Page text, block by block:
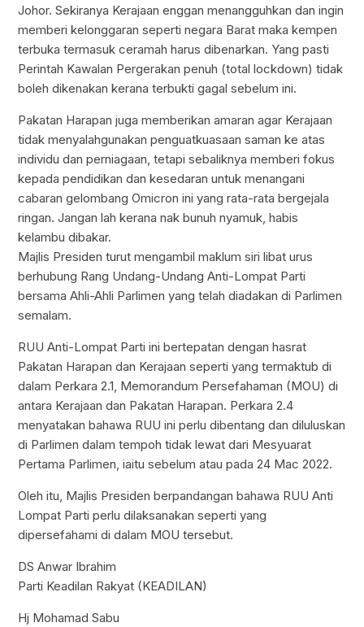
Johor. Sekiranya Kerajaan enggan menangguhkan dan ingin
memberi kelonggaran seperti negara Barat maka kempen
terbuka termasuk ceramah harus dibenarkan. Yang pasti
Perintah Kawalan Pergerakan penuh (total lockdown) tidak
boleh dikenakan kerana terbukti gagal sebelum ini.
Pakatan Harapan juga memberikan amaran agar Kerajaan
tidak menyalahgunakan penguatkuasaan saman ke atas
individu dan perniagaan, tetapi sebaliknya memberi fokus
kepada pendidikan dan kesedaran untuk menangani
cabaran gelombang Omicron ini yang rata-rata bergejala
ringan. Jangan lah kerana nak bunuh nyamuk, habis
kelambu dibakar.
Majlis Presiden turut mengambil maklum siri libat urus
berhubung Rang Undang-Undang Anti-Lompat Parti
bersama Ahli-Ahli Parlimen yang telah diadakan di Parlimen
semalam.
RUU Anti-Lompat Parti ini bertepatan dengan hasrat
Pakatan Harapan dan Kerajaan seperti yang termaktub di
dalam Perkara 2.1, Memorandum Persefahaman (MOU) di
antara Kerajaan dan Pakatan Harapan. Perkara 2.4
menyatakan bahawa RUU ini perlu dibentang dan diluluskan
di Parlimen dalam tempoh tidak lewat dari Mesyuarat
Pertama Parlimen, iaitu sebelum atau pada 24 Mac 2022.
Oleh itu, Majlis Presiden berpandangan bahawa RUU Anti
Lompat Parti perlu dilaksanakan seperti yang
dipersefahami di dalam MOU tersebut.
DS Anwar Ibrahim
Parti Keadilan Rakyat (KEADILAN)
Hj Mohamad Sabu